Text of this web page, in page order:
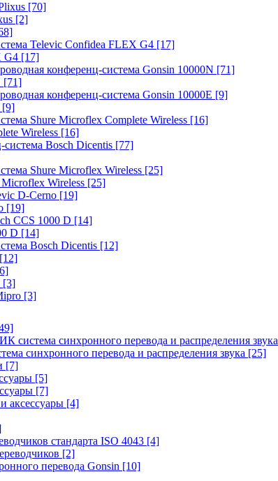
[70]
[2]
Televic Confidea FLEX G4 [17]
G4 [17]
конференц-система Gonsin 10000N [71]
[71]
конференц-система Gonsin 10000E [9]
[9]
Shure Microflex Complete Wireless [16]
Wireless [16]
Bosch Dicentis [77]
Shure Microflex Wireless [25]
Wireless [25]
D-Cerno [19]
[19]
CCS 1000 D [14]
D [14]
Bosch Dicentis [12]
[12]
[3]
[3]
система синхронного перевода и распределения звука
синхронного перевода и распределения звука [25]
[7]
[5]
[7]
аксессуары [4]
стандарта ISO 4043 [4]
[2]
перевода Gonsin [10]